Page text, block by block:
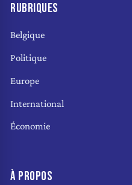
RUBRIQUES
Belgique
Politique
Europe
International
Économie
À PROPOS